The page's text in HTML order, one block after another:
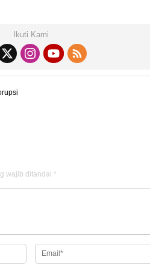
Ikuti Kami
wajib ditandai *